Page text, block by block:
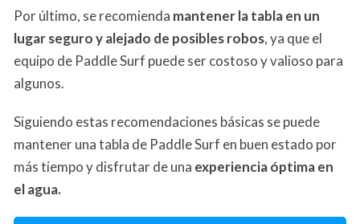
Por último, se recomienda mantener la tabla en un
lugar seguro y alejado de posibles robos, ya que el
equipo de Paddle Surf puede ser costoso y valioso para
algunos.
Siguiendo estas recomendaciones básicas se puede
mantener una tabla de Paddle Surf en buen estado por
más tiempo y disfrutar de una experiencia óptima en
el agua.